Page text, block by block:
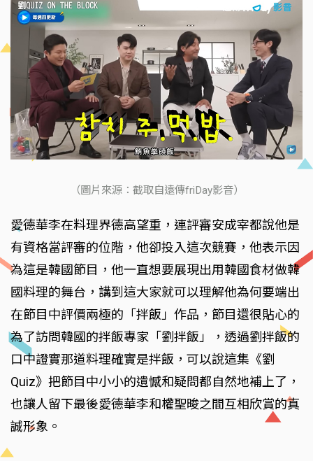
（圖片來源：截取自遠傳friDay影音）
愛德華李在料理界德高望重，連評審安成宰都說他是
有資格當評審的位階，他卻投入這次競賽，他表示因
為這是韓國節目，他一直想要展現出用韓國食材做韓
國料理的舞台，講到這大家就可以理解他為何要端出
在節目中評價兩極的「拌飯」作品，節目還很貼心的
為了訪問韓國的拌飯專家「劉拌飯」，透過劉拌飯的
口中證實那道料理確實是拌飯，可以說這集《劉
Quiz》把節目中小小的遺憾和疑問都自然地補上了，
也讓人留下最後愛德華李和權聖晙之間互相欣賞的真
誠形象。